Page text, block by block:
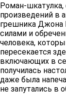
Роман-
произведений в
грешника Джона
силами и
человека,
пересекается
включающих в
получилась
даже была
не запутались в